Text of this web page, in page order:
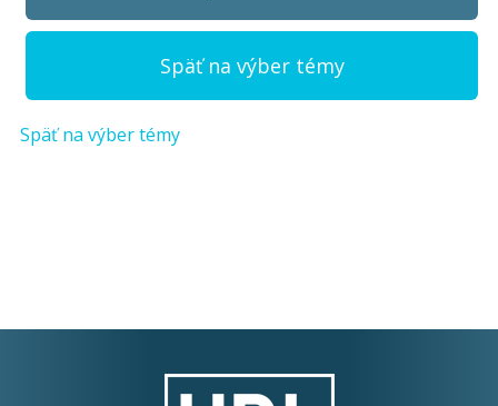
Späť na výber témy
Späť na výber témy